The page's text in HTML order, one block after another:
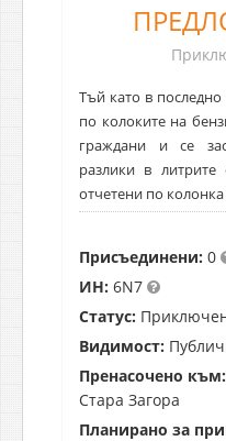
Тъй като в
по колоките на
граждани и се
разлики в
отчетени по колонка
Присъединени: 0
ИН: 6N7
Статус:
Видимост:
Пренасочено към:
Стара Загора
Планирано за